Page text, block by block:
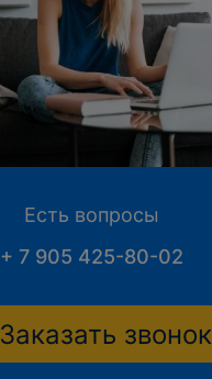
Есть вопросы
+ 7 905 425-80-02
Заказать звонок